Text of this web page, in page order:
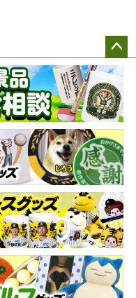
ペー
ジト
ップ
へ